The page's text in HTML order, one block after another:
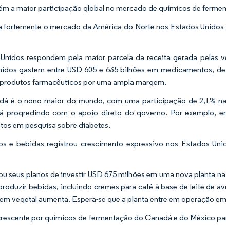
a maior participação global no mercado de químicos de
o mercado da América do Norte nos Estados
respondem pela maior parcela da receita gerada pelas
gastem entre USD 605 e 635 bilhões em medicamentos,
farmacêuticos por uma ampla margem.
é o nono maior do mundo, com uma participação de 2,1%
progredindo com o apoio direto do governo. Por exemplo,
em pesquisa sobre diabetes.
e bebidas registrou crescimento expressivo nos Estados
seus planos de investir USD 675 milhões em uma nova planta
bebidas, incluindo cremes para café à base de leite de
vegetal aumenta. Espera-se que a planta entre em operação
por químicos de fermentação do Canadá e do México